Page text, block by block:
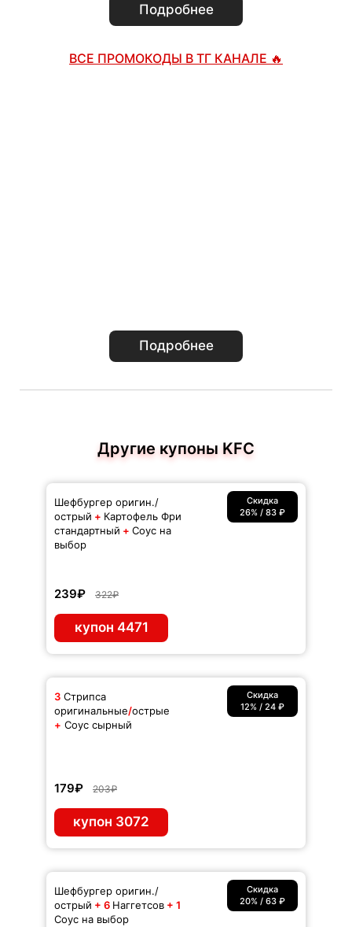
Подробнее
ВСЕ ПРОМОКОДЫ В ТГ КАНАЛЕ 🔥
Подробнее
Другие купоны KFC
Скидка
26% / 83 ₽
Шефбургер оригин./
острый + Картофель Фри
стандартный + Соус на
выбор
239₽ 322₽
купон 4471
Скидка
12% / 24 ₽
3 Стрипса
оригинальные/острые
+ Соус сырный
179₽ 203₽
купон 3072
Скидка
20% / 63 ₽
Шефбургер оригин./
острый + 6 Наггетсов + 1
Соус на выбор